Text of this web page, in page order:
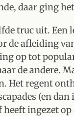
daar ging
truc uit. Een
de afleiding
op tot
de andere.
Het regent
(en
ingezet